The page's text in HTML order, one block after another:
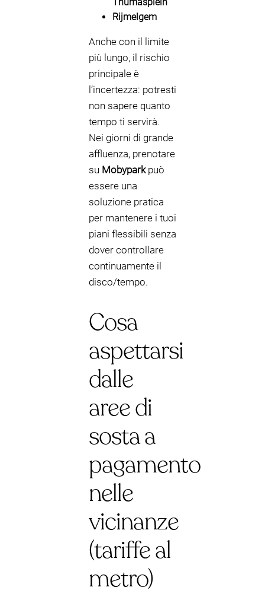
Thumasplein
Rijmelgem
Anche con il limite
più lungo, il rischio
principale è
l’incertezza: potresti
non sapere quanto
tempo ti servirà.
Nei giorni di grande
affluenza, prenotare
su Mobyparkpuò
essere una
soluzione pratica
per mantenere i tuoi
piani flessibili senza
dover controllare
continuamente il
disco/tempo.
Cosa
aspettarsi
dalle
aree di
sosta a
pagamento
nelle
vicinanze
(tariffe al
metro)